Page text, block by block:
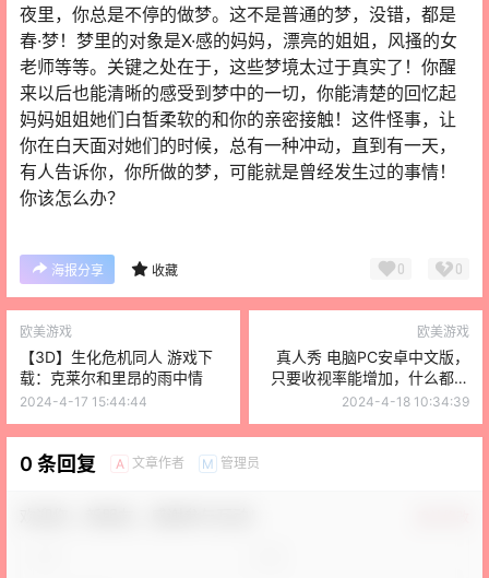
夜里，你总是不停的做梦。这不是普通的梦，没错，都是
春·梦！梦里的对象是X·感的妈妈，漂亮的姐姐，风搔的女
老师等等。关键之处在于，这些梦境太过于真实了！你醒
来以后也能清晰的感受到梦中的一切，你能清楚的回忆起
妈妈姐姐她们白皙柔软的和你的亲密接触！这件怪事，让
你在白天面对她们的时候，总有一种冲动，直到有一天，
有人告诉你，你所做的梦，可能就是曾经发生过的事情！
你该怎么办？
海报分享 收藏 0 0
欧美游戏
【3D】生化危机同人 游戏下
载：克莱尔和里昂的雨中情
2024-4-17 15:44:44
欧美游戏
真人秀 电脑PC安卓中文版，
只要收视率能增加，什么都可
以做
2024-4-18 10:34:39
0 条回复 A 文章作者 M 管理员